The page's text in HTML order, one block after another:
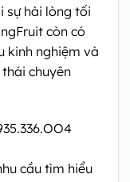
sự hài lòng tối
còn có
kinh nghiệm và
chuyên
cầu tìm hiểu